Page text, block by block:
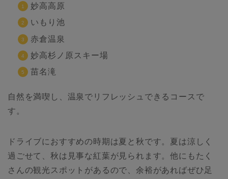
妙高高原
いもり池
赤倉温泉
妙高杉ノ原スキー場
苗名滝
自然を満喫し、温泉でリフレッシュできるコースで
す。
ドライブにおすすめの時期は夏と秋です。夏は涼しく
過ごせて、秋は見事な紅葉が見られます。他にもたく
さんの観光スポットがあるので、余裕があればぜひ足